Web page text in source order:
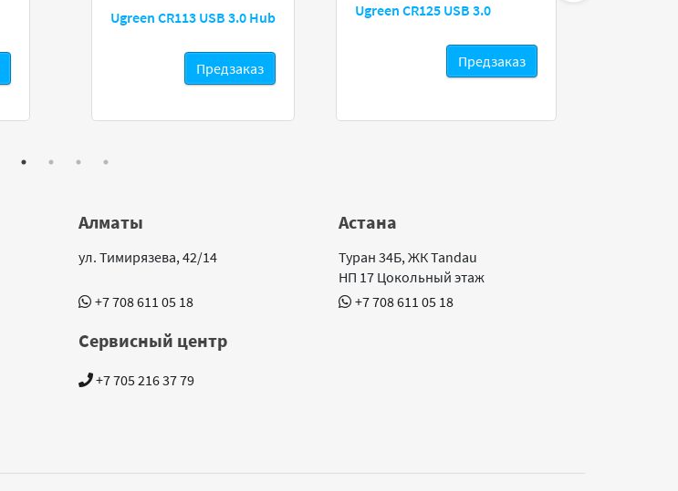
Ugreen CR113 USB 3.0 Hub
Предзаказ
Ugreen CR125 USB 3.0
Предзаказ
Алматы
ул. Тимирязева, 42/14
+7 708 611 05 18
Астана
Туран 34Б, ЖК Tandau
НП 17 Цокольный этаж
+7 708 611 05 18
Сервисный центр
+7 705 216 37 79